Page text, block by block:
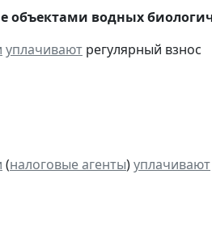
объектами водных
уплачивают регулярный взнос
(налоговые агенты)уплачивают